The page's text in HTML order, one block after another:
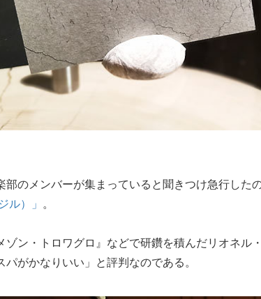
部のメンバーが集まっていると聞きつけ急行した
ル）」 。
ゾン・トロワグロ』などで研鑽を積んだリオネル
パがかなりいい」と評判なのである。